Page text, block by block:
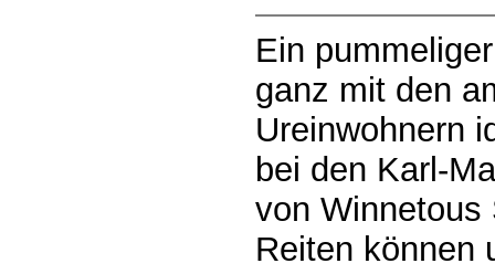
Ein
ganz mit den
Ureinwohnern
bei den Karl-
von Winnetous
Reiten können